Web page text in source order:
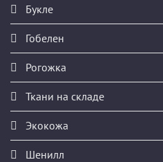
Букле
Гобелен
Рогожка
Ткани на складе
Экокожа
Шенилл